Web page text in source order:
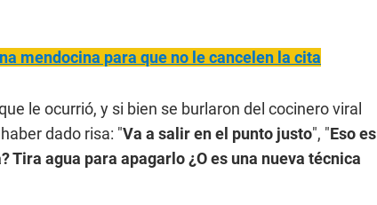
mendocina para que no le cancelen la cita
le ocurrió, y si bien se burlaron del cocinero viral
dado risa: "Va a salir en el punto justo", "Eso es
Tira agua para apagarlo ¿O es una nueva técnica